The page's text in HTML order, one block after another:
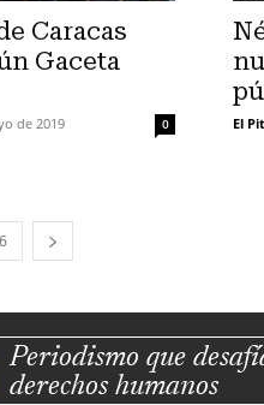
Caracas
Gaceta
de 2019 0 El
6
Periodismo que
derechos humanos